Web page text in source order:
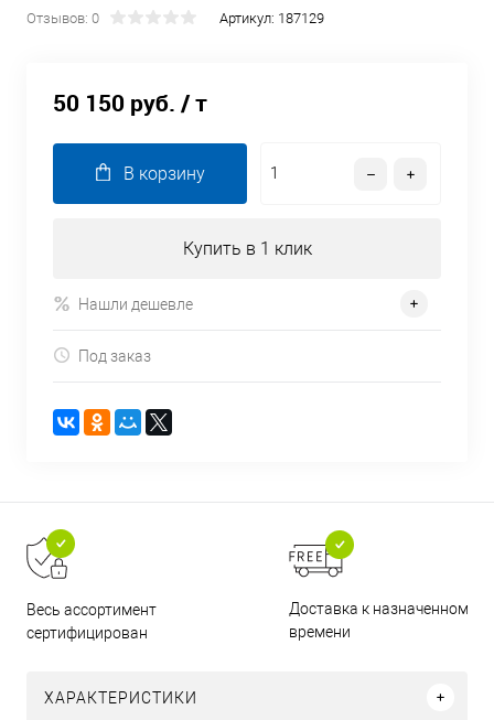
Отзывов: 0 Артикул: 187129
50 150 руб. / т
В корзину
Купить в 1 клик
Нашли дешевле
Под заказ
Весь ассортимент
сертифицирован
Доставка к назначенному
времени
ХАРАКТЕРИСТИКИ